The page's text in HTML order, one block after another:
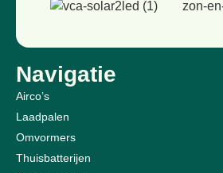
Navigatie
Airco’s
Laadpalen
Omvormers
Thuisbatterijen